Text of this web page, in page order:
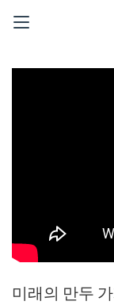
미래의 만두